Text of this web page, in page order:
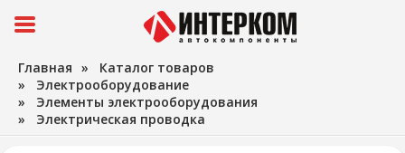
Главная » Каталог товаров
» Электрооборудование
» Элементы электрооборудования
» Электрическая проводка